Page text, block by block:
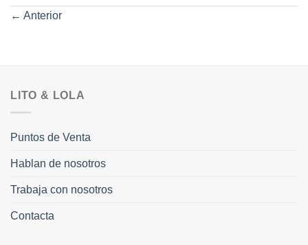
← Anterior
LITO & LOLA
Puntos de Venta
Hablan de nosotros
Trabaja con nosotros
Contacta